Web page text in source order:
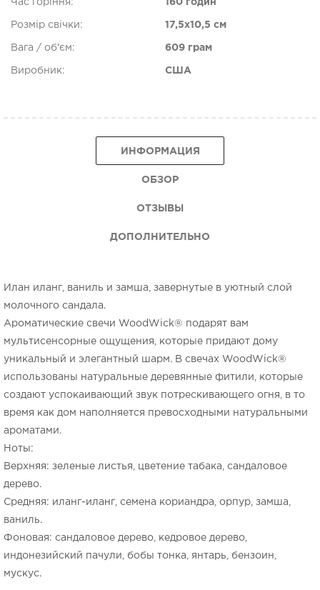
Час горіння: 160 годин
Розмір свічки: 17,5x10,5 см
Вага / об'єм: 609 грам
Виробник: США
ИНФОРМАЦИЯ
ОБЗОР
ОТЗЫВЫ
ДОПОЛНИТЕЛЬНО
Илан иланг, ваниль и замша, завернутые в уютный слой
молочного сандала.
Ароматические свечи WoodWick® подарят вам
мультисенсорные ощущения, которые придают дому
уникальный и элегантный шарм. В свечах WoodWick®
использованы натуральные деревянные фитили, которые
создают успокаивающий звук потрескивающего огня, в то
время как дом наполняется превосходными натуральными
ароматами.
Ноты:
Верхняя: зеленые листья, цветение табака, сандаловое
дерево.
Средняя: иланг-иланг, семена кориандра, орпур, замша,
ваниль.
Фоновая: сандаловое дерево, кедровое дерево,
индонезийский пачули, бобы тонка, янтарь, бензоин,
мускус.